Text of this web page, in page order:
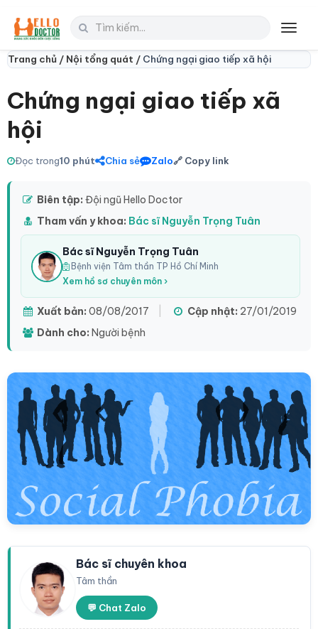
Trang chủ / Nội tổng quát / Chứng ngại giao tiếp xã hội
Chứng ngại giao tiếp xã
hội
Đọc trong10 phút Chia sẻ Zalo🔗 Copy link
Biên tập: Đội ngũ Hello Doctor
Tham vấn y khoa: Bác sĩ Nguyễn Trọng Tuân
Bác sĩ Nguyễn Trọng Tuân
Bệnh viện Tâm thần TP Hồ Chí Minh
Xem hồ sơ chuyên môn ›
Xuất bản: 08/08/2017 Cập nhật: 27/01/2019
Dành cho: Người bệnh
Bác sĩ chuyên khoa
Tâm thần
💬 Chat Zalo